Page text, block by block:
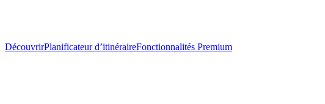
DécouvrirPlanificateur d’itinéraireFonctionnalités Premium